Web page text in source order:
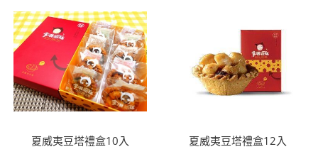
夏威夷豆塔禮盒10入 夏威夷豆塔禮盒12入